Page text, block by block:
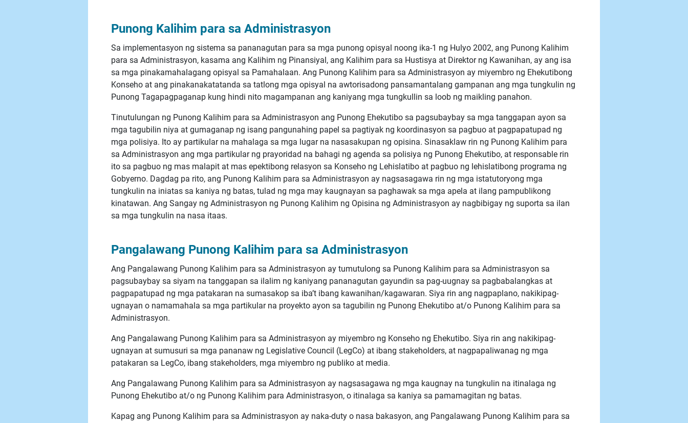
Punong Kalihim para sa Administrasyon
Sa implementasyon ng sistema sa pananagutan para sa mga punong opisyal noong ika-1 ng Hulyo 2002, ang Punong Kalihim
para sa Administrasyon, kasama ang Kalihim ng Pinansiyal, ang Kalihim para sa Hustisya at Direktor ng Kawanihan, ay ang isa
sa mga pinakamahalagang opisyal sa Pamahalaan. Ang Punong Kalihim para sa Administrasyon ay miyembro ng Ehekutibong
Konseho at ang pinakanakatatanda sa tatlong mga opisyal na awtorisadong pansamantalang gampanan ang mga tungkulin ng
Punong Tagapagpaganap kung hindi nito magampanan ang kaniyang mga tungkullin sa loob ng maikling panahon.
Tinutulungan ng Punong Kalihim para sa Administrasyon ang Punong Ehekutibo sa pagsubaybay sa mga tanggapan ayon sa
mga tagubilin niya at gumaganap ng isang pangunahing papel sa pagtiyak ng koordinasyon sa pagbuo at pagpapatupad ng
mga polisiya. Ito ay partikular na mahalaga sa mga lugar na nasasakupan ng opisina. Sinasaklaw rin ng Punong Kalihim para
sa Administrasyon ang mga partikular ng prayoridad na bahagi ng agenda sa polisiya ng Punong Ehekutibo, at responsable rin
ito sa pagbuo ng mas malapit at mas epektibong relasyon sa Konseho ng Lehislatibo at pagbuo ng lehislatibong programa ng
Gobyerno. Dagdag pa rito, ang Punong Kalihim para sa Administrasyon ay nagsasagawa rin ng mga istatutoryong mga
tungkulin na iniatas sa kaniya ng batas, tulad ng mga may kaugnayan sa paghawak sa mga apela at ilang pampublikong
kinatawan. Ang Sangay ng Administrasyon ng Punong Kalihim ng Opisina ng Administrasyon ay nagbibigay ng suporta sa ilan
sa mga tungkulin na nasa itaas.
Pangalawang Punong Kalihim para sa Administrasyon
Ang Pangalawang Punong Kalihim para sa Administrasyon ay tumutulong sa Punong Kalihim para sa Administrasyon sa
pagsubaybay sa siyam na tanggapan sa ilalim ng kaniyang pananagutan gayundin sa pag-uugnay sa pagbabalangkas at
pagpapatupad ng mga patakaran na sumasakop sa iba’t ibang kawanihan/kagawaran. Siya rin ang nagpaplano, nakikipag-
ugnayan o namamahala sa mga partikular na proyekto ayon sa tagubilin ng Punong Ehekutibo at/o Punong Kalihim para sa
Administrasyon.
Ang Pangalawang Punong Kalihim para sa Administrasyon ay miyembro ng Konseho ng Ehekutibo. Siya rin ang nakikipag-
ugnayan at sumusuri sa mga pananaw ng Legislative Council (LegCo) at ibang stakeholders, at nagpapaliwanag ng mga
patakaran sa LegCo, ibang stakeholders, mga miyembro ng publiko at media.
Ang Pangalawang Punong Kalihim para sa Administrasyon ay nagsasagawa ng mga kaugnay na tungkulin na itinalaga ng
Punong Ehekutibo at/o ng Punong Kalihim para Administrasyon, o itinalaga sa kaniya sa pamamagitan ng batas.
Kapag ang Punong Kalihim para sa Administrasyon ay naka-duty o nasa bakasyon, ang Pangalawang Punong Kalihim para sa